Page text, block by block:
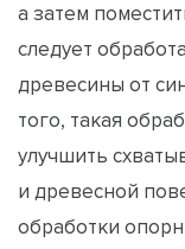
а затем
следует
древесины от
того, такая
улучшить
и древесной
обработки